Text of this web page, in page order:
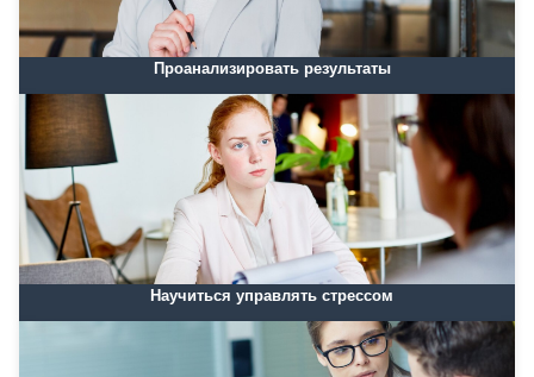
Проанализировать результаты
Научиться управлять стрессом